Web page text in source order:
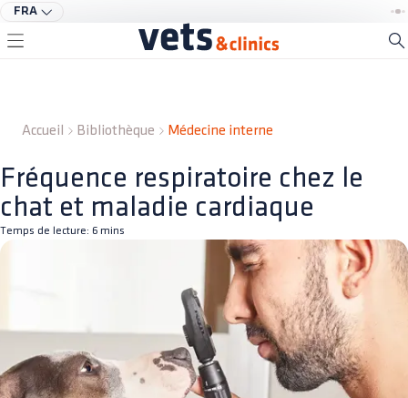
FRA
Accueil Bibliothèque Médecine interne
Fréquence respiratoire chez le
chat et maladie cardiaque
Temps de lecture: 6 mins